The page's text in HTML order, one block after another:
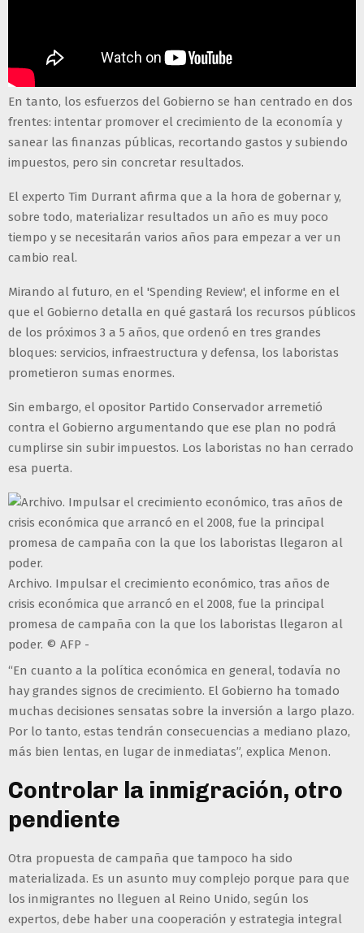
En tanto, los esfuerzos del Gobierno se han centrado en dos
frentes: intentar promover el crecimiento de la economía y
sanear las finanzas públicas, recortando gastos y subiendo
impuestos, pero sin concretar resultados.
El experto Tim Durrant afirma que a la hora de gobernar y,
sobre todo, materializar resultados un año es muy poco
tiempo y se necesitarán varios años para empezar a ver un
cambio real.
Mirando al futuro, en el 'Spending Review', el informe en el
que el Gobierno detalla en qué gastará los recursos públicos
de los próximos 3 a 5 años, que ordenó en tres grandes
bloques: servicios, infraestructura y defensa, los laboristas
prometieron sumas enormes.
Sin embargo, el opositor Partido Conservador arremetió
contra el Gobierno argumentando que ese plan no podrá
cumplirse sin subir impuestos. Los laboristas no han cerrado
esa puerta.
Archivo. Impulsar el crecimiento económico, tras años de
crisis económica que arrancó en el 2008, fue la principal
promesa de campaña con la que los laboristas llegaron al
poder. © AFP -
“En cuanto a la política económica en general, todavía no
hay grandes signos de crecimiento. El Gobierno ha tomado
muchas decisiones sensatas sobre la inversión a largo plazo.
Por lo tanto, estas tendrán consecuencias a mediano plazo,
más bien lentas, en lugar de inmediatas”, explica Menon.
Controlar la inmigración, otro
pendiente
Otra propuesta de campaña que tampoco ha sido
materializada. Es un asunto muy complejo porque para que
los inmigrantes no lleguen al Reino Unido, según los
expertos, debe haber una cooperación y estrategia integral